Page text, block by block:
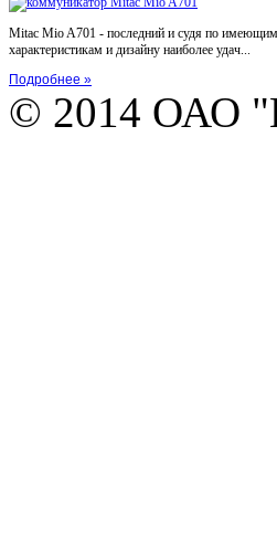
Mitac Mio A701 - последний и судя по
характеристикам и дизайну наиболее удач...
Подробнее »
© 2014 ОАО